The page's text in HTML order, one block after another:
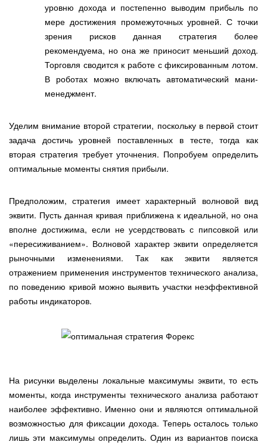
уровню дохода и постепенно выводим прибыль по
мере достижения промежуточных уровней. С точки
зрения рисков данная стратегия более
рекомендуема, но она же приносит меньший доход.
Торговля сводится к работе с фиксированным лотом.
В роботах можно включать автоматический мани-
менеджмент.
Уделим внимание второй стратегии, поскольку в первой стоит
задача достичь уровней поставленных в тесте, тогда как
вторая стратегия требует уточнения. Попробуем определить
оптимальные моменты снятия прибыли.
Предположим, стратегия имеет характерный волновой вид
эквити. Пусть данная кривая приближена к идеальной, но она
вполне достижима, если не усердствовать с пипсовкой или
«пересиживанием». Волновой характер эквити определяется
рыночными изменениями. Так как эквити является
отражением применения инструментов технического анализа,
по поведению кривой можно выявить участки неэффективной
работы индикаторов.
На рисунки выделены локальные максимумы эквити, то есть
моменты, когда инструменты технического анализа работают
наиболее эффективно. Именно они и являются оптимальной
возможностью для фиксации дохода. Теперь осталось только
лишь эти максимумы определить. Один из вариантов поиска